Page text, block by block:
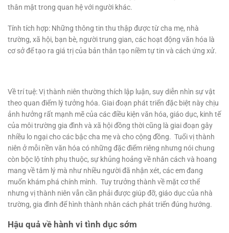
thân mật trong quan hệ với người khác.
Tính tích hợp: Những thông tin thu thập được từ cha mẹ, nhà
trường, xã hội, bạn bè, người trung gian, các hoạt động văn hóa là
cơ sở để tạo ra giá trị của bản thân tạo niềm tự tin và cách ứng xử.
Về trí tuệ: Vị thành niên thường thích lập luận, suy diễn nhìn sự vật
theo quan điểm lý tưởng hóa. Giai đoạn phát triển đặc biệt này chịu
ảnh hưởng rất mạnh mẽ của các điều kiện văn hóa, giáo dục, kinh tế
của môi trường gia đình và xã hội đồng thời cũng là giai đoạn gây
nhiều lo ngại cho các bậc cha mẹ và cho cộng đồng. Tuổi vị thành
niên ở mỗi nền văn hóa có những đặc điểm riêng nhưng nói chung
còn bộc lộ tính phụ thuộc, sự khủng hoảng về nhân cách và hoang
mang về tâm lý mà như nhiều người đã nhận xét, các em đang
muốn khám phá chính mình. Tuy trưởng thành về mặt cơ thể
nhưng vị thành niên vẫn cần phải được giúp đỡ, giáo dục của nhà
trường, gia đình để hình thành nhân cách phát triển đúng hướng.
Hậu quả về hành vi tình dục sớm